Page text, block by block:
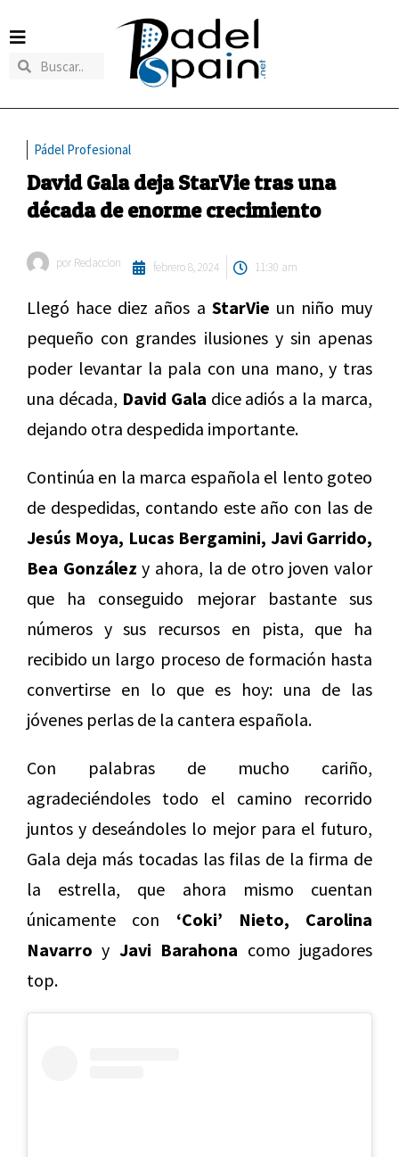
Pádel Profesional
David Gala deja StarVie tras una
década de enorme crecimiento
por Redaccion febrero 8, 2024 11:30 am
Llegó hace diez años a StarVie un niño muy
pequeño con grandes ilusiones y sin apenas
poder levantar la pala con una mano, y tras
una década, David Gala dice adiós a la marca,
dejando otra despedida importante.
Continúa en la marca española el lento goteo
de despedidas, contando este año con las de
Jesús Moya, Lucas Bergamini, Javi Garrido,
Bea González y ahora, la de otro joven valor
que ha conseguido mejorar bastante sus
números y sus recursos en pista, que ha
recibido un largo proceso de formación hasta
convertirse en lo que es hoy: una de las
jóvenes perlas de la cantera española.
Con palabras de mucho cariño,
agradeciéndoles todo el camino recorrido
juntos y deseándoles lo mejor para el futuro,
Gala deja más tocadas las filas de la firma de
la estrella, que ahora mismo cuentan
únicamente con ‘Coki’ Nieto, Carolina
Navarro y Javi Barahona como jugadores
top.